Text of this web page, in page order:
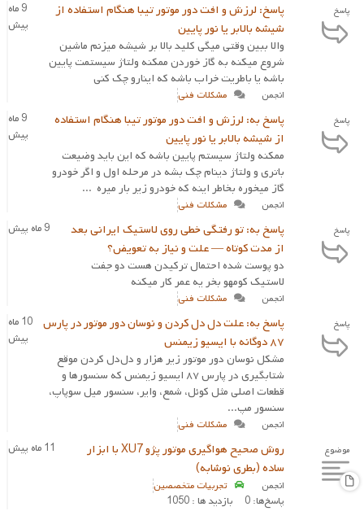
پاسخ
پاسخ: لرزش و افت دور موتور تیبا هنگام استفاده از
شیشه‌ بالابر یا نور پایین
والا ببین وقتی میگی کلید بالا بر شیشه میزنم ماشین
شروع میکنه به گاز خوردن ممکنه ولتاژ سیستمت پایین
باشه یا باطریت خراب باشه که اینارو چک کنی
9 ماه
پیش
انجمن مشکلات فنی
پاسخ
پاسخ به: لرزش و افت دور موتور تیبا هنگام استفاده
از شیشه‌ بالابر یا نور پایین
ممکنه ولتاژ سیستم پایین باشه که این باید وضیعت
باتری و ولتاژ دینام چک بشه در مرحله اول و اگر خودرو
گاز میخوره بخاطر اینه که خودرو زیر بار میره ...
9 ماه
پیش
انجمن مشکلات فنی
پاسخ
پاسخ به: تو رفتگی خطی روی لاستیک ایرانی بعد
از مدت کوتاه — علت و نیاز به تعویض؟
دو پوست شده احتمال ترکیدن هست دو جفت
لاستیک کومهو بخر یه عمر کار میکنه
9 ماه پیش
انجمن مشکلات فنی
پاسخ
پاسخ به: علت دل دل کردن و نوسان دور موتور در پارس
۸۷ دوگانه با ایسیو زیمنس
مشکل نوسان دور موتور زیر هزار و دل‌دل کردن موقع
شتابگیری در پارس ۸۷ ایسیو زیمنس که سنسورها و
قطعات اصلی مثل کوئل، شمع، وایر، سنسور میل سوپاپ،
سنسور مپ...
10 ماه
پیش
انجمن مشکلات فنی
موضوع
روش صحیح هواگیری موتور پژو XU7 با ابزار
ساده (بطری نوشابه)
11 ماه پیش
انجمن تجربیات متخصصین
پاسخ‌ها: 0 بازدید ها : 1050